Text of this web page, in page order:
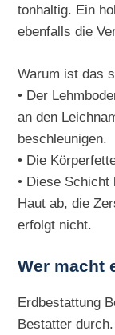
tonhaltig. Ein
ebenfalls die
Warum ist das
• Der
an den
beschleunigen.
• Die
• Diese
Haut ab, die
erfolgt nicht.
Wer macht
Erdbestattung
Bestatter